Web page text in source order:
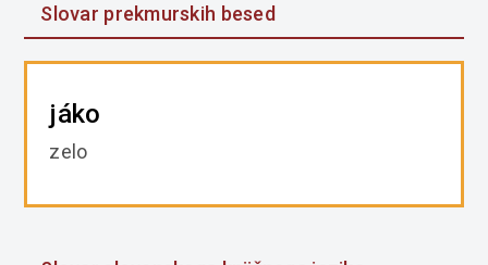
Slovar prekmurskih besed
jáko
zelo